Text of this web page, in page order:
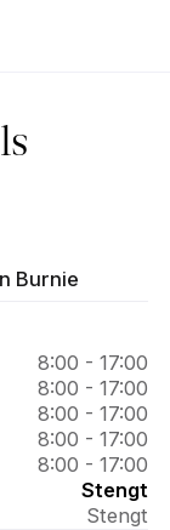
Glen Burnie
8:00 - 17:00
8:00 - 17:00
8:00 - 17:00
8:00 - 17:00
8:00 - 17:00
Stengt
Stengt